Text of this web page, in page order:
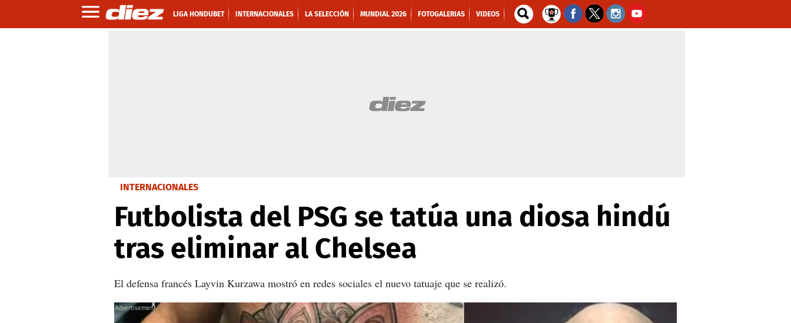
LIGA HONDUBET INTERNACIONALES LA SELECCIÓN MUNDIAL 2026 FOTOGALERIAS VIDEOS
INTERNACIONALES
Futbolista del PSG se tatúa una diosa hindú
tras eliminar al Chelsea
El defensa francés Layvin Kurzawa mostró en redes sociales el nuevo tatuaje que se realizó.
X